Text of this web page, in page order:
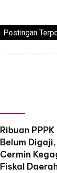
Postingan
Ribuan
Belum
Cermin
Fiskal